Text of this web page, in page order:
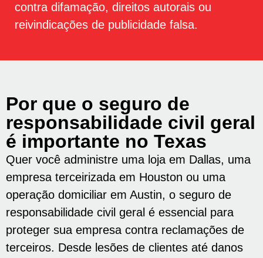
contra difamação, direitos autorais ou
reivindicações de publicidade falsa.
Por que o seguro de
responsabilidade civil geral
é importante no Texas
Quer você administre uma loja em Dallas, uma
empresa terceirizada em Houston ou uma
operação domiciliar em Austin, o seguro de
responsabilidade civil geral é essencial para
proteger sua empresa contra reclamações de
terceiros. Desde lesões de clientes até danos